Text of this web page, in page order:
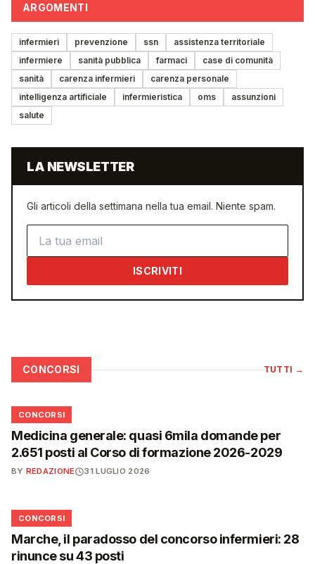
ARGOMENTI
infermieri prevenzione ssn
assistenza territoriale
infermiere
sanità pubblica farmaci
case di comunità
sanità
carenza infermieri
carenza personale
intelligenza artificiale
infermieristica oms
assunzioni
salute
LA NEWSLETTER
Gli articoli della settimana nella tua email. Niente spam.
ISCRIVITI
CONCORSI TUTTI →
📋
CONCORSI
Medicina generale: quasi 6mila domande per
2.651 posti al Corso di formazione 2026-2029
BY REDAZIONE 31 LUGLIO 2026
📋
CONCORSI
Marche, il paradosso del concorso infermieri: 28
rinunce su 43 posti